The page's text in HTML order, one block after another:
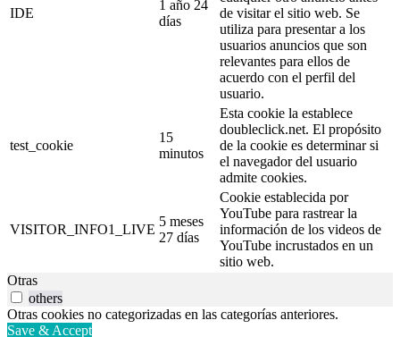
IDE
1 año 24
días
de visitar el sitio web. Se
utiliza para presentar a los
usuarios anuncios que son
relevantes para ellos de
acuerdo con el perfil del
usuario.
test_cookie
15
minutos
Esta cookie la establece
doubleclick.net. El propósito
de la cookie es determinar si
el navegador del usuario
admite cookies.
VISITOR_INFO1_LIVE
5 meses
27 días
Cookie establecida por
YouTube para rastrear la
información de los videos de
YouTube incrustados en un
sitio web.
Otras
others
Otras cookies no categorizadas en las categorías anteriores.
Save & Accept